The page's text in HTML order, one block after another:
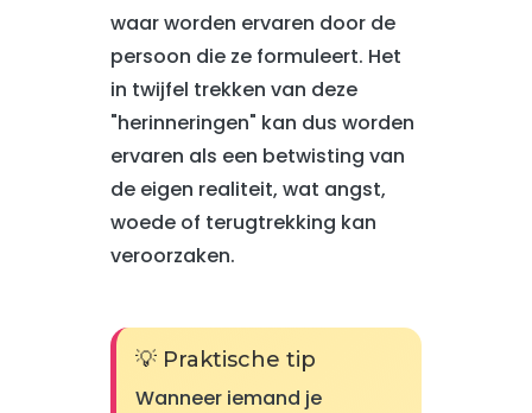
waar worden ervaren door de
persoon die ze formuleert. Het
in twijfel trekken van deze
"herinneringen" kan dus worden
ervaren als een betwisting van
de eigen realiteit, wat angst,
woede of terugtrekking kan
veroorzaken.
💡 Praktische tip
Wanneer iemand je